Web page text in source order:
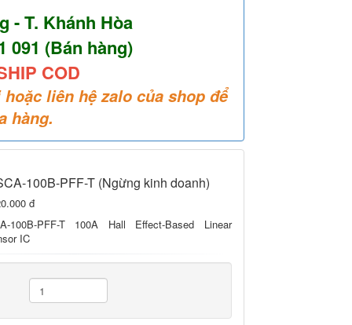
- T. Khánh Hòa
091 (Bán hàng)
COD
liên hệ zalo của shop để
hàng.
100B-PFF-T (Ngừng kinh doanh)
đ
100B-PFF-T 100A Hall Effect-Based Linear
IC